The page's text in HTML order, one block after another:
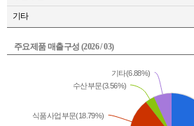
기타
주요제품 매출구성 (2026 / 03)
식품사업부문(18.79%)
수산부문(3.56%)
기타(6.88%)